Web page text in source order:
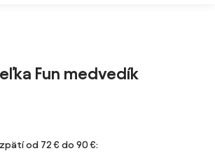
Fun medvedík
od 72 € do 90 €: